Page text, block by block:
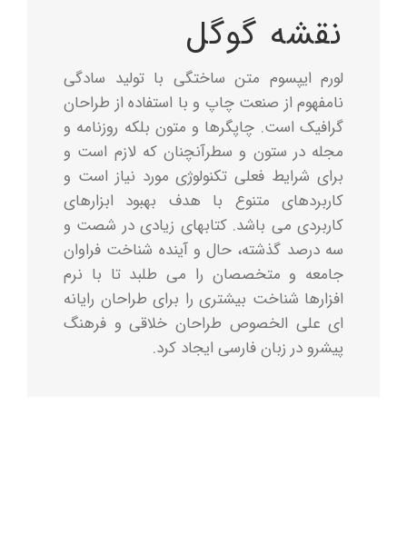
نقشه گوگل
لورم ایپسوم متن ساختگی با تولید سادگی
نامفهوم از صنعت چاپ و با استفاده از طراحان
گرافیک است. چاپگرها و متون بلکه روزنامه و
مجله در ستون و سطرآنچنان که لازم است و
برای شرایط فعلی تکنولوژی مورد نیاز است و
کاربردهای متنوع با هدف بهبود ابزارهای
کاربردی می باشد. کتابهای زیادی در شصت و
سه درصد گذشته، حال و آینده شناخت فراوان
جامعه و متخصصان را می طلبد تا با نرم
افزارها شناخت بیشتری را برای طراحان رایانه
ای علی الخصوص طراحان خلاقی و فرهنگ
پیشرو در زبان فارسی ایجاد کرد.